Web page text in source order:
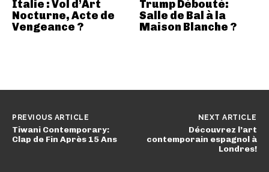
Italie : Vol d’Art
Nocturne, Acte de
Vengeance ?
Trump Débouté:
Salle de Bal à la
Maison Blanche ?
PREVIOUS ARTICLE
Tiwani Contemporary:
Clap de Fin Après 15 Ans
NEXT ARTICLE
Découvrez l’art
contemporain espagnol à
Londres!